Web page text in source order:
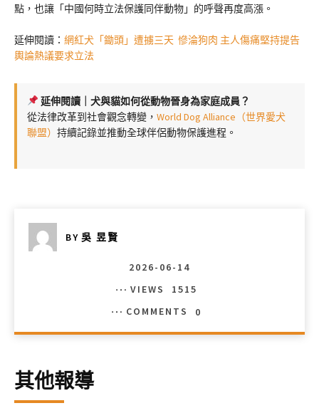
點，也讓「中國何時立法保護同伴動物」的呼聲再度高漲。
延伸閱讀： 網紅犬「鋤頭」遭擄三天 慘淪狗肉 主人傷痛堅持提告
輿論熱議要求立法
延伸閱讀｜犬與貓如何從動物晉身為家庭成員？
從法律改革到社會觀念轉變， World Dog Alliance（世界愛犬
聯盟） 持續記錄並推動全球伴侶動物保護進程。
BY 吳 昱賢
2026-06-14
VIEWS
1515
COMMENTS
0
其他報導